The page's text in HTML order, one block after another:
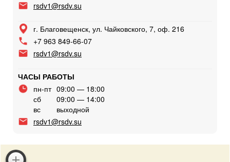
rsdv1@rsdv.su
г. Благовещенск, ул. Чайковского, 7, оф. 216
+7 963 849-66-07
rsdv1@rsdv.su
ЧАСЫ РАБОТЫ
пн-пт 09:00 — 18:00
сб
09:00 — 14:00
вс
выходной
rsdv1@rsdv.su